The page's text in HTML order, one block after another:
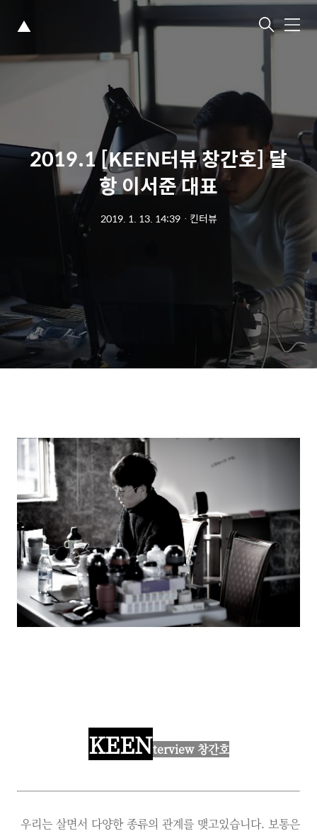
▲ 메
2019.1 [KEEN터뷰 창간호] 달
항 이서준 대표
2019. 1. 13. 14:39ㆍ 킨터뷰
KEENterview 창간호
우리는 살면서 다양한 종류의 관계를 맺고있습니다. 보통은